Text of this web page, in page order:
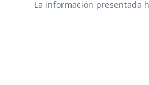
La información presentada